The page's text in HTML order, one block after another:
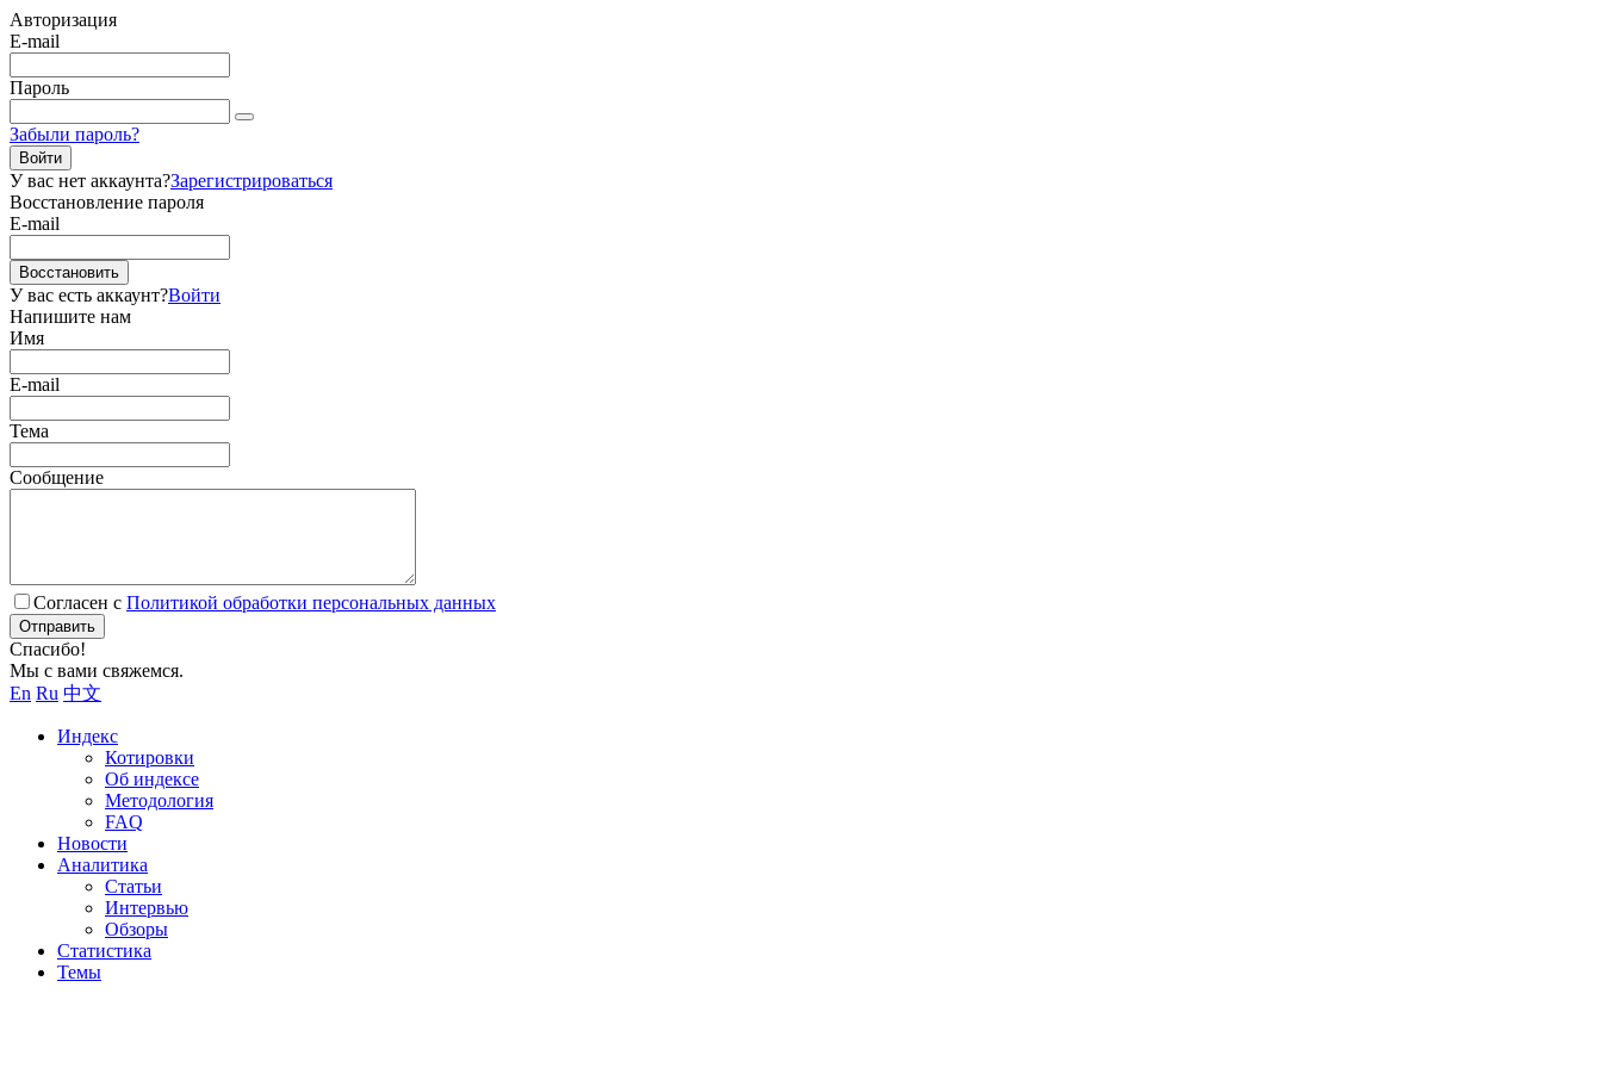
Авторизация
E-mail
Пароль
Забыли пароль?
Войти
У вас нет аккаунта?Зарегистрироваться
Восстановление пароля
E-mail
Восстановить
У вас есть аккаунт?Войти
Напишите нам
Имя
E-mail
Тема
Сообщение
Согласен с Политикой обработки персональных данных
Отправить
Спасибо!
Мы с вами свяжемся.
En Ru 中文
Индекс
Котировки
Об индексе
Методология
FAQ
Новости
Аналитика
Статьи
Интервью
Обзоры
Статистика
Темы